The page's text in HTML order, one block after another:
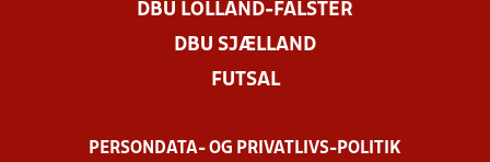
DBU LOLLAND-FALSTER
DBU SJÆLLAND
FUTSAL
PERSONDATA- OG PRIVATLIVS-POLITIK